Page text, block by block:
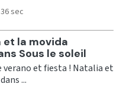
sec
et la movida
Sous le soleil
verano et fiesta ! Natalia et
...